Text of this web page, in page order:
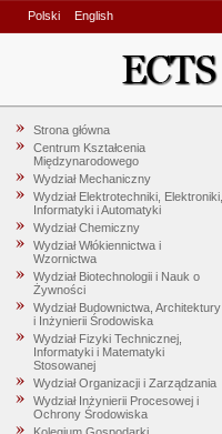
Polski English
Strona główna
Centrum Kształcenia
Międzynarodowego
Wydział Mechaniczny
Wydział Elektrotechniki, Elektroniki,
Informatyki i Automatyki
Wydział Chemiczny
Wydział Włókiennictwa i
Wzornictwa
Wydział Biotechnologii i Nauk o
Żywności
Wydział Budownictwa, Architektury
i Inżynierii Środowiska
Wydział Fizyki Technicznej,
Informatyki i Matematyki
Stosowanej
Wydział Organizacji i Zarządzania
Wydział Inżynierii Procesowej i
Ochrony Środowiska